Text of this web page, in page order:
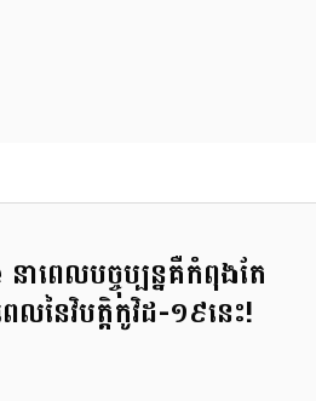
ាពេលបច្ចុប្បន្នគឺកំពុងតែ
នៃវិបត្តិកូវិដ-១៩នេះ!